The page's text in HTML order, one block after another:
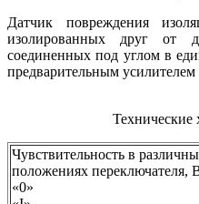
Датчик повреждения
изолированных друг от
соединенных под углом в
предварительным усилителем
Технические
Чувствительность в
положениях переключателя,
«0»